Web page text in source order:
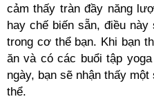
cảm thấy tràn đầy năng
hay chế biến sẵn, điều
trong cơ thể bạn. Khi bạn
ăn và có các buổi tập
ngày, bạn sẽ nhận thấy
thể.